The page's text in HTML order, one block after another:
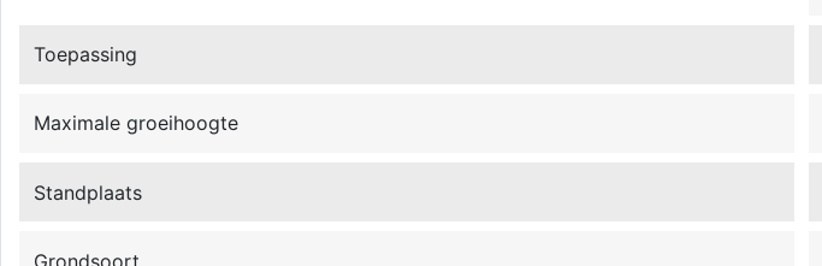
Toepassing
Maximale groeihoogte
Standplaats
Grondsoort